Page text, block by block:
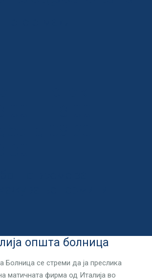
општа болница
Болница се стреми да ја преслика
матичната фирма од Италија во